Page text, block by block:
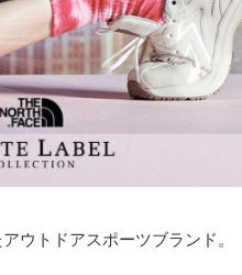
ウトドアスポーツブランド。